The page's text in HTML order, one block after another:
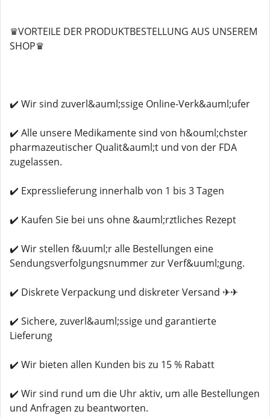
♛VORTEILE DER PRODUKTBESTELLUNG AUS UNSEREM
SHOP♛
✔️ Wir sind zuverl&auml;ssige Online-Verk&auml;ufer
✔️ Alle unsere Medikamente sind von h&ouml;chster
pharmazeutischer Qualit&auml;t und von der FDA
zugelassen.
✔️ Expresslieferung innerhalb von 1 bis 3 Tagen
✔️ Kaufen Sie bei uns ohne &auml;rztliches Rezept
✔️ Wir stellen f&uuml;r alle Bestellungen eine
Sendungsverfolgungsnummer zur Verf&uuml;gung.
✔️ Diskrete Verpackung und diskreter Versand ✈✈
✔️ Sichere, zuverl&auml;ssige und garantierte
Lieferung
✔️ Wir bieten allen Kunden bis zu 15 % Rabatt
✔️ Wir sind rund um die Uhr aktiv, um alle Bestellungen
und Anfragen zu beantworten.